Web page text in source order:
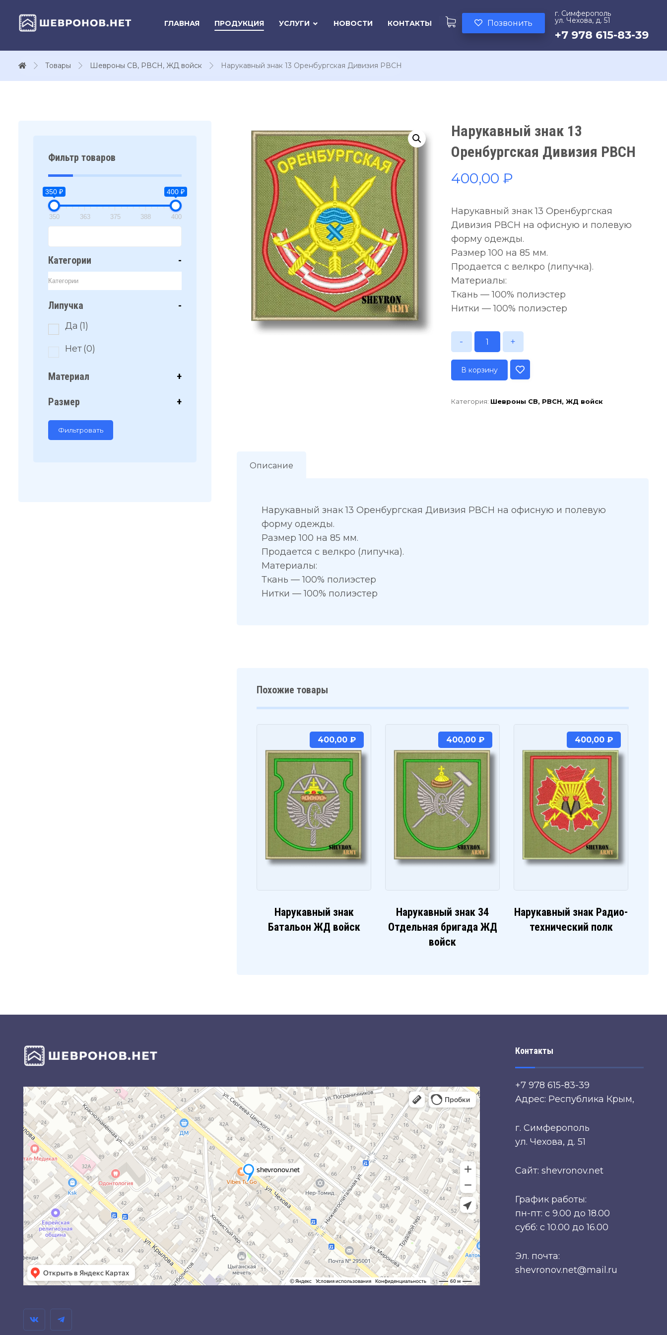
г. Симферополь
ул. Чехова, д. 51
+7 978 615-83-39
Позвонить
ГЛАВНАЯ ПРОДУКЦИЯ УСЛУГИ НОВОСТИ КОНТАКТЫ
Товары Шевроны СВ, РВСН, ЖД войск Нарукавный знак 13 Оренбургская Дивизия РВСН
Нарукавный знак 13
Оренбургская Дивизия РВСН
400,00 ₽
Нарукавный знак 13 Оренбургская
Дивизия РВСН на офисную и полевую
форму одежды.
Размер 100 на 85 мм.
Продается с велкро (липучка).
Материалы:
Ткань — 100% полиэстер
Нитки — 100% полиэстер
- +
В корзину
Категория: Шевроны СВ, РВСН, ЖД войск
Описание
Нарукавный знак 13 Оренбургская Дивизия РВСН на офисную и полевую
форму одежды.
Размер 100 на 85 мм.
Продается с велкро (липучка).
Материалы:
Ткань — 100% полиэстер
Нитки — 100% полиэстер
Похожие товары
Нарукавный знак
Батальон ЖД войск
400,00 ₽
Нарукавный знак 34
Отдельная бригада ЖД
войск
400,00 ₽
Нарукавный знак Радио-
технический полк
400,00 ₽
Фильтр товаров
350 ₽ 400 ₽
350 363 375 388 400
Категории -
Липучка -
Да (1)
Нет(0)
Материал +
Размер +
Фильтровать
Контакты
+7 978 615-83-39
Адрес: Республика Крым,
г. Симферополь
ул. Чехова, д. 51
Сайт: shevronov.net
График работы:
пн-пт: с 9.00 до 18.00
субб: с 10.00 до 16.00
Эл. почта:
shevronov.net@mail.ru